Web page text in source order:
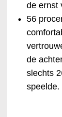
de ernst
56
de
slechts
speelde.